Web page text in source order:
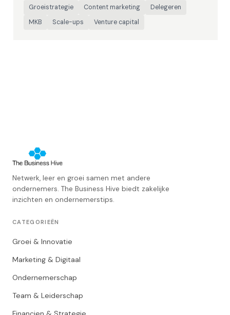
Groeistrategie Content marketing
Delegeren
MKB
Scale-ups Venture capital
Netwerk, leer en groei samen met andere
ondernemers. The Business Hive biedt zakelijke
inzichten en ondernemerstips.
CATEGORIEËN
Groei & Innovatie
Marketing & Digitaal
Ondernemerschap
Team & Leiderschap